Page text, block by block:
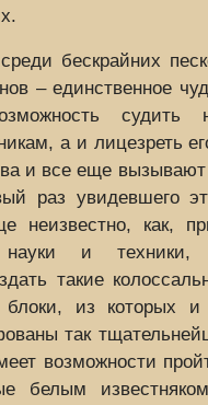
бескрайних
– единственное
а и лицезреть
и все еще
раз увидевшего
неизвестно, как,
науки и техники,
такие
из которых и
так
возможности
белым